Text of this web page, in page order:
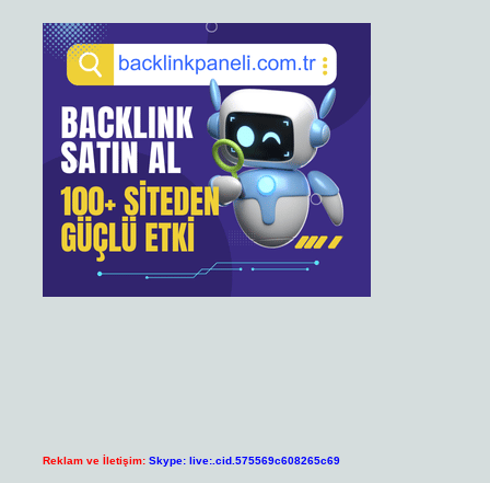
Reklam ve İletişim: Skype: live:.cid.575569c608265c69